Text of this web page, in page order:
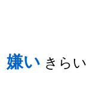
嫌い きら